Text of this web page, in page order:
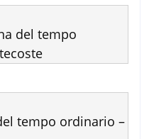
del tempo
tempo ordinario –